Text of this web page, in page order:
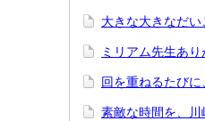
大きな大きなだい
ミリアム先生あり
回を重ねるたびに
素敵な時間を、川